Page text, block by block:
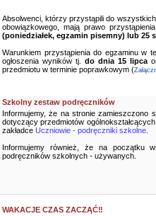
Absolwenci, którzy przystąpili do
obowiązkowego, mają prawo
(poniedziałek, egzamin pisemny) lub 25
Warunkiem przystąpienia do egzaminu w
ogłoszenia wyników tj.do dnia 15 lipca
przedmiotu w terminie poprawkowym (
Szkolny zestaw podręczników
Informujemy, że na stronie zamieszczono
dotyczący przedmiotów
zakładce Uczniowie - podręczniki szkolne
Informujemy również, że na początku
podręczników szkolnych - używanych.
WAKACJE CZAS ZACZĄĆ‼️